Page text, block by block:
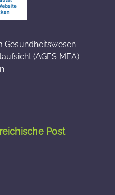
Gesundheitswesen
(AGES MEA)
Post